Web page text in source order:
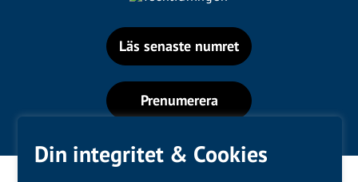
Din integritet & Cookies
Läs senaste numret
Prenumerera